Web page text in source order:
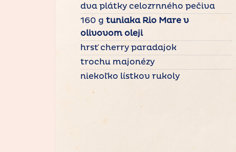
dva plátky celozrnného pečiva
160 g tuniaka Rio Mare v
olivovom oleji
hrsť cherry paradajok
trochu majonézy
niekoľko lístkov rukoly